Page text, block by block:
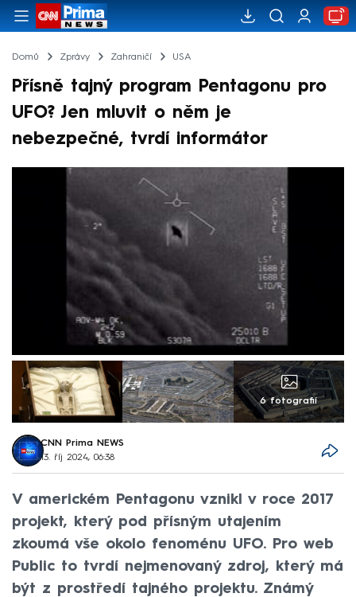
Domů Zprávy Zahraničí USA
Přísně tajný program Pentagonu pro
UFO? Jen mluvit o něm je
nebezpečné, tvrdí informátor
6 fotografií
CNN Prima NEWS
13. říj 2024, 06:38
V americkém Pentagonu vznikl v roce 2017
projekt, který pod přísným utajením
zkoumá vše okolo fenoménu UFO. Pro web
Public to tvrdí nejmenovaný zdroj, který má
být z prostředí tajného projektu. Známý